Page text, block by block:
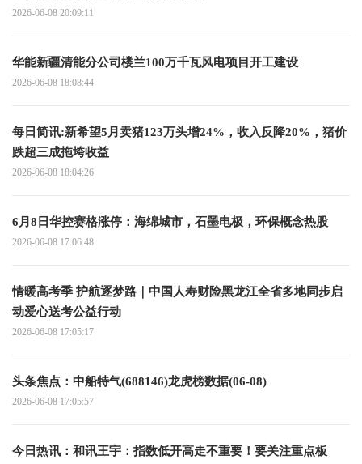
2026-06-08 20:09:11
华能新疆清能分公司楼兰100万千瓦风电项目开工建设
2026-06-08 18:08:44
每日简讯:新希望5月卖猪123万头增24%，收入反降20%，猪价
跌超三成拖垮收益
2026-06-08 18:04:26
6月8日华控赛格涨停：海绵城市，石墨电极，环保概念热股
2026-06-08 17:06:48
情暖高考季 护航逐梦路｜中国人寿财险黑龙江全省多地同步启
动爱心送考公益行动
2026-06-08 17:05:17
头条焦点：中船特气(688146)龙虎榜数据(06-08)
2026-06-08 17:05:57
今日热讯：和讯王宇：指数低开高走不重要！要关注重点板